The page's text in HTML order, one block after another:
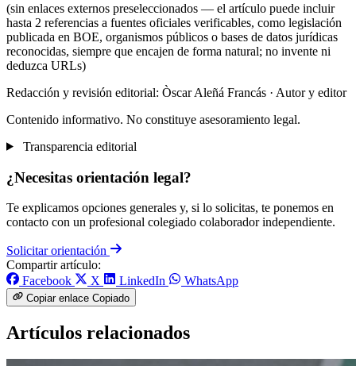
(sin enlaces externos preseleccionados — el artículo puede incluir
hasta 2 referencias a fuentes oficiales verificables, como legislación
publicada en BOE, organismos públicos o bases de datos jurídicas
reconocidas, siempre que encajen de forma natural; no invente ni
deduzca URLs)
Redacción y revisión editorial: Òscar Aleñá Francás · Autor y editor
Contenido informativo. No constituye asesoramiento legal.
Transparencia editorial
¿Necesitas orientación legal?
Te explicamos opciones generales y, si lo solicitas, te ponemos en
contacto con un profesional colegiado colaborador independiente.
Solicitar orientación
Compartir artículo:
Facebook
X LinkedIn WhatsApp
Copiar enlace Copiado
Artículos relacionados